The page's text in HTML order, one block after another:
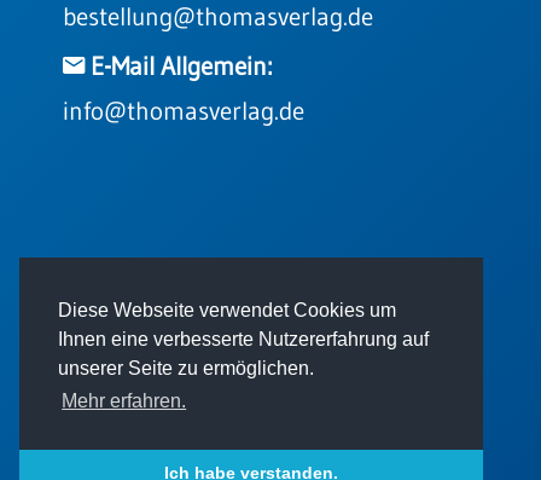
Diese Webseite verwendet Cookies um
Ihnen eine verbesserte Nutzererfahrung auf
unserer Seite zu ermöglichen.
Mehr erfahren.
Ich habe verstanden.
bestellung@thomasverlag.de
E-Mail Allgemein:
info@thomasverlag.de